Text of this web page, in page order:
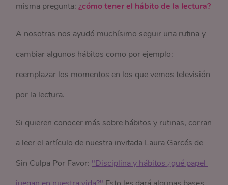
misma pregunta:¿cómo tener el hábito de la lectura?
A nosotras nos ayudó muchísimo seguir una rutina y
cambiar algunos hábitos como por ejemplo:
reemplazar los momentos en los que vemos televisión
por la lectura.
Si quieren conocer más sobre hábitos y rutinas, corran
a leer el artículo de nuestra invitada Laura Garcés de
Sin Culpa Por Favor: "Disciplina y hábitos ¿qué papel